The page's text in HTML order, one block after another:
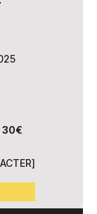
30€
]